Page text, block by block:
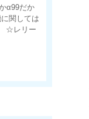
α99だか
関しては
☆レリー